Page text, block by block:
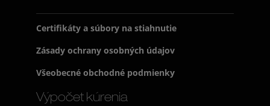
Certifikáty a súbory na stiahnutie
Zásady ochrany osobných údajov
Všeobecné obchodné podmienky
Výpočet kúrenia